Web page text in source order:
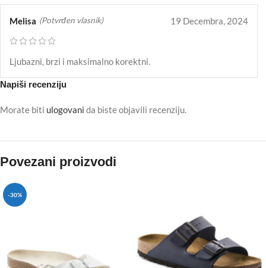
Melisa (Potvrđen vlasnik) 19 Decembra, 2024
Ljubazni, brzi i maksimalno korektni.
Napiši recenziju
Morate biti ulogovani da biste objavili recenziju.
Povezani proizvodi
-30%